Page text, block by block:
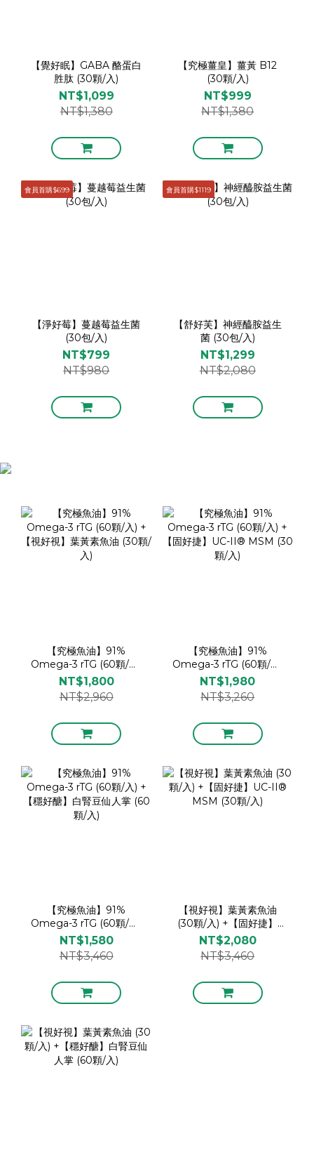
【覺好眠】GABA 酪蛋白
胜肽 (30顆/入)
NT$1,099
NT$1,380
【究極薑皇】薑黃 B12
(30顆/入)
NT$999
NT$1,380
會員首購$699
【淨好莓】蔓越莓益生菌
(30包/入)
NT$799
NT$980
會員首購$1119
【舒好芙】神經醯胺益生
菌 (30包/入)
NT$1,299
NT$2,080
【究極魚油】91%
Omega-3 rTG (60顆/入)
+【視好視】葉黃素魚油
(30顆/入)
NT$1,800
NT$2,960
【究極魚油】91%
Omega-3 rTG (60顆/入)
+【固好捷】UC-II®
MSM (30顆/入)
NT$1,980
NT$3,260
【究極魚油】91%
Omega-3 rTG (60顆/入)
+【穩好醣】白腎豆仙人掌
(60顆/入)
NT$1,580
NT$3,460
【視好視】葉黃素魚油
(30顆/入) +【固好捷】
UC-II® MSM (30顆/入)
NT$2,080
NT$3,460